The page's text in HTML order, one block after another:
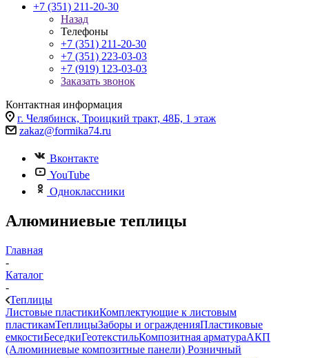
+7 (351) 211-20-30
Назад
Телефоны
+7 (351) 211-20-30
+7 (351) 223-03-03
+7 (919) 123-03-03
Заказать звонок
Контактная информация
г. Челябинск, Троицкий тракт, 48Б, 1 этаж
zakaz@formika74.ru
Вконтакте
YouTube
Одноклассники
Алюминиевые теплицы
Главная
-
Каталог
-
Теплицы
Листовые пластикиКомплектующие к листовым
пластикамТеплицыЗаборы и огражденияПластиковые
емкостиБеседкиГеотекстильКомпозитная арматураАКП
(Алюминиевые композитные панели) Розничный